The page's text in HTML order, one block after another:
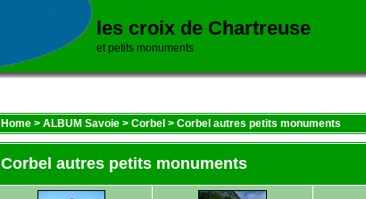
les croix de Chartreuse
et petits monuments
Home> ALBUM Savoie> Corbel > Corbel autres petits monuments
Corbel autres petits monuments